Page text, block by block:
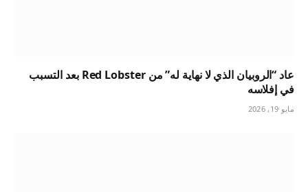
عاد “الروبيان الذي لا نهاية له” من Red Lobster بعد التسبب
في إفلاسه
مايو 19, 2026